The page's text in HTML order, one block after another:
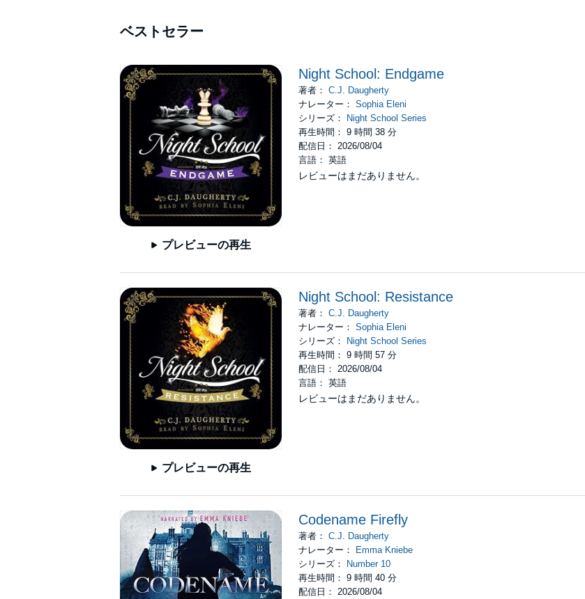
ベストセラー
プレビューの再生
Night School: Endgame
著者： C.J. Daugherty
ナレーター： Sophia Eleni
シリーズ：
Night School Series
再生時間： 9 時間 38 分
配信日： 2026/08/04
言語： 英語
レビューはまだありません。
プレビューの再生
Night School: Resistance
著者： C.J. Daugherty
ナレーター： Sophia Eleni
シリーズ：
Night School Series
再生時間： 9 時間 57 分
配信日： 2026/08/04
言語： 英語
レビューはまだありません。
Codename Firefly
著者： C.J. Daugherty
ナレーター：
Emma Kniebe
シリーズ：
Number 10
再生時間： 9 時間 40 分
配信日： 2026/08/04